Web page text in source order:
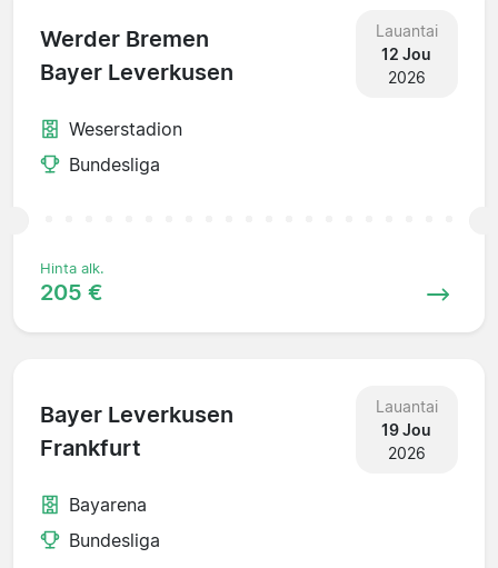
Werder Bremen
Bayer Leverkusen
Lauantai
12 Jou
2026
Weserstadion
Bundesliga
Hinta alk.
205 €
Bayer Leverkusen
Frankfurt
Lauantai
19 Jou
2026
Bayarena
Bundesliga